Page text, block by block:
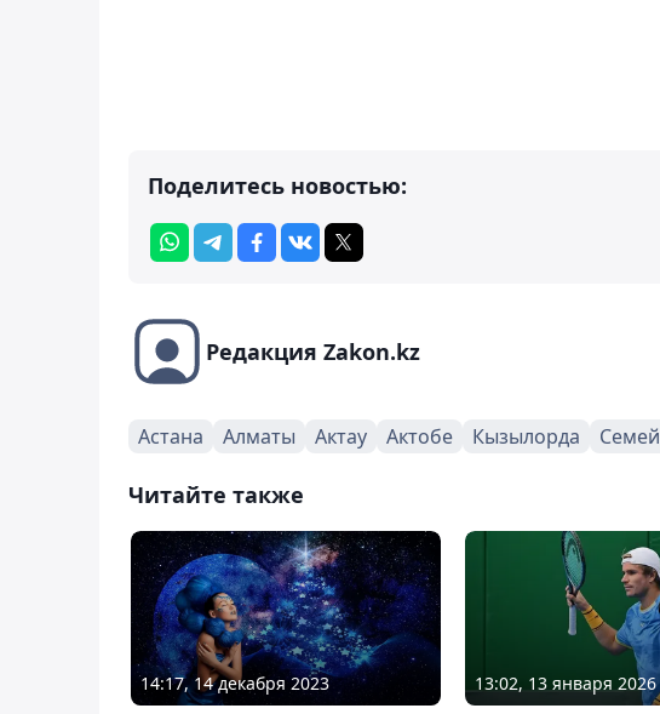
Поделитесь новостью:
Редакция Zakon.kz
Астана Алматы Актау Актобе Кызылорда Семей
Читайте также
14:17, 14 декабря 2023 13:02, 13 января 2026